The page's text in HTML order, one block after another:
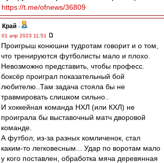
https://t.me/ofnews/36809
Край -
01 апр 2023 11:51
Проигрыш конюшни тудротам говорит и о том,
что тренируются футболисты мало и плохо.
Невозможно представить, чтобы професс.
боксёр проиграл показательный бой
любителю..Там задача стояла бы не
травмировать слишком сильно..
И хоккейная команда НХЛ (или КХЛ) не
проиграла бы выставочный матч дворовой
команде.
А футбол, из-за разных комличенок, стал
каким-то легковесным... Удар по воротам мало
у кого поставлен, обработка мяча деревянная